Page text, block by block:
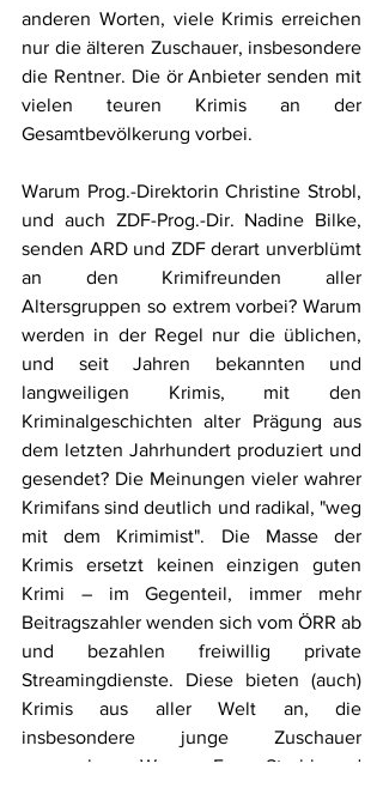
anderen Worten, viele Krimis erreichen
nur die älteren Zuschauer, insbesondere
die Rentner. Die ör Anbieter senden mit
vielen teuren Krimis an der
Gesamtbevölkerung vorbei.
Warum Prog.-Direktorin Christine Strobl,
und auch ZDF-Prog.-Dir. Nadine Bilke,
senden ARD und ZDF derart unverblümt
an den Krimifreunden aller
Altersgruppen so extrem vorbei? Warum
werden in der Regel nur die üblichen,
und seit Jahren bekannten und
langweiligen Krimis, mit den
Kriminalgeschichten alter Prägung aus
dem letzten Jahrhundert produziert und
gesendet? Die Meinungen vieler wahrer
Krimifans sind deutlich und radikal, "weg
mit dem Krimimist". Die Masse der
Krimis ersetzt keinen einzigen guten
Krimi – im Gegenteil, immer mehr
Beitragszahler wenden sich vom ÖRR ab
und bezahlen freiwillig private
Streamingdienste. Diese bieten (auch)
Krimis aus aller Welt an, die
insbesondere junge Zuschauer
ansprechen. Warum Frau Strobl und